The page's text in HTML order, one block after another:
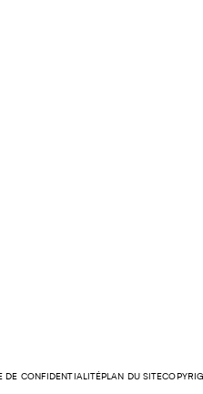
DE CONFIDENTIALITÉPLAN DU SITE